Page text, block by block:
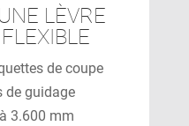
LÈVRE
de coupe
de guidage
3.600 mm